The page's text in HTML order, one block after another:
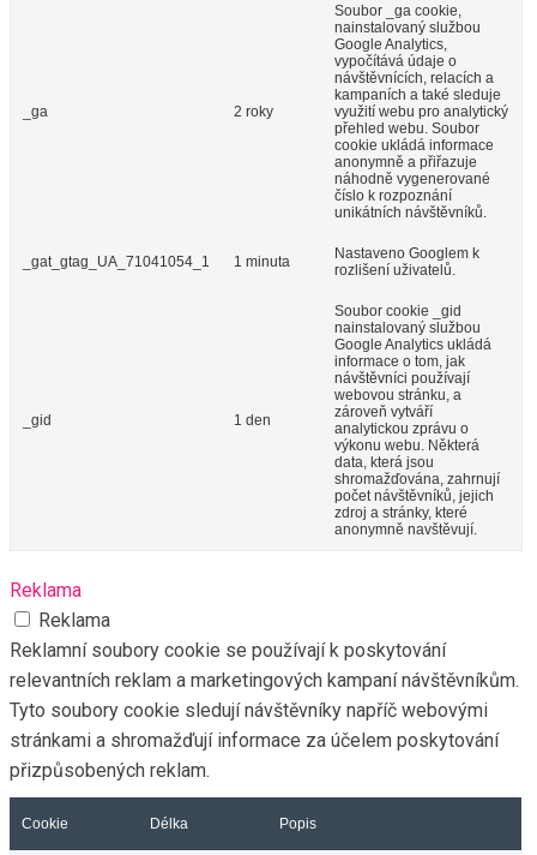
_ga 2 roky
Soubor _ga cookie,
nainstalovaný službou
Google Analytics,
vypočítává údaje o
návštěvnících, relacích a
kampaních a také sleduje
využití webu pro analytický
přehled webu. Soubor
cookie ukládá informace
anonymně a přiřazuje
náhodně vygenerované
číslo k rozpoznání
unikátních návštěvníků.
_gat_gtag_UA_71041054_1 1 minuta
Nastaveno Googlem k
rozlišení uživatelů.
_gid 1 den
Soubor cookie _gid
nainstalovaný službou
Google Analytics ukládá
informace o tom, jak
návštěvníci používají
webovou stránku, a
zároveň vytváří
analytickou zprávu o
výkonu webu. Některá
data, která jsou
shromažďována, zahrnují
počet návštěvníků, jejich
zdroj a stránky, které
anonymně navštěvují.
Reklama
Reklama
Reklamní soubory cookie se používají k poskytování
relevantních reklam a marketingových kampaní návštěvníkům.
Tyto soubory cookie sledují návštěvníky napříč webovými
stránkami a shromažďují informace za účelem poskytování
přizpůsobených reklam.
Cookie Délka Popis